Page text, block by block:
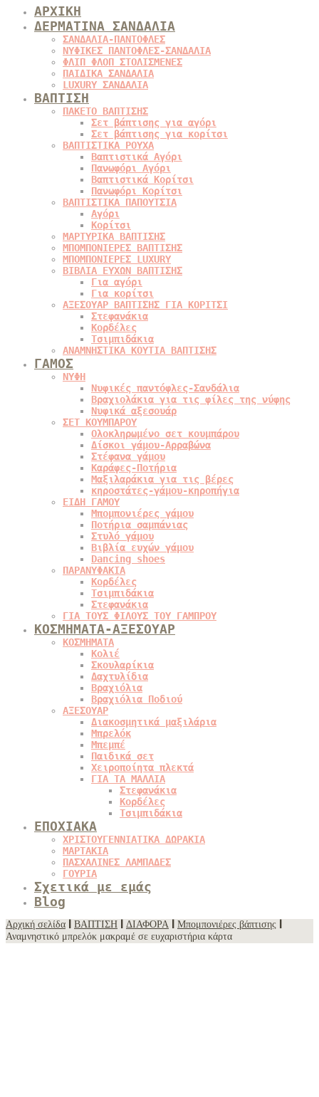
ΑΡΧΙΚΗ
ΔΕΡΜΑΤΙΝΑ ΣΑΝΔΑΛΙΑ
ΣΑΝΔΑΛΙΑ-ΠΑΝΤΟΦΛΕΣ
ΝΥΦΙΚΕΣ ΠΑΝΤΟΦΛΕΣ-ΣΑΝΔΑΛΙΑ
ΦΛΙΠ ΦΛΟΠ ΣΤΟΛΙΣΜΕΝΕΣ
ΠΑΙΔΙΚΑ ΣΑΝΔΑΛΙΑ
LUXURY ΣΑΝΔΑΛΙΑ
ΒΑΠΤΙΣΗ
ΠΑΚΕΤΟ ΒΑΠΤΙΣΗΣ
Σετ βάπτισης για αγόρι
Σετ βάπτισης για κορίτσι
ΒΑΠΤΙΣΤΙΚΑ ΡΟΥΧΑ
Βαπτιστικά Αγόρι
Πανωφόρι Αγόρι
Βαπτιστικά Κορίτσι
Πανωφόρι Κορίτσι
ΒΑΠΤΙΣΤΙΚΑ ΠΑΠΟΥΤΣΙΑ
Αγόρι
Κορίτσι
ΜΑΡΤΥΡΙΚΑ ΒΑΠΤΙΣΗΣ
ΜΠΟΜΠΟΝΙΕΡΕΣ ΒΑΠΤΙΣΗΣ
ΜΠΟΜΠΟΝΙΕΡΕΣ LUXURY
ΒΙΒΛΙΑ ΕΥΧΩΝ ΒΑΠΤΙΣΗΣ
Για αγόρι
Για κορίτσι
ΑΞΕΣΟΥΑΡ ΒΑΠΤΙΣΗΣ ΓΙΑ ΚΟΡΙΤΣΙ
Στεφανάκια
Κορδέλες
Τσιμπιδάκια
ΑΝΑΜΝΗΣΤΙΚΑ ΚΟΥΤΙΑ ΒΑΠΤΙΣΗΣ
ΓΑΜΟΣ
ΝΥΦΗ
Νυφικές παντόφλες-Σανδάλια
Βραχιολάκια για τις φίλες της νύφης
Νυφικά αξεσουάρ
ΣΕΤ ΚΟΥΜΠΑΡΟΥ
Ολοκληρωμένο σετ κουμπάρου
Δίσκοι γάμου-Αρραβώνα
Στέφανα γάμου
Καράφες-Ποτήρια
Μαξιλαράκια για τις βέρες
κηροστάτες-γάμου-κηροπήγια
ΕΙΔΗ ΓΑΜΟΥ
Μπομπονιέρες γάμου
Ποτήρια σαμπάνιας
Στυλό γάμου
Βιβλία ευχών γάμου
Dancing shoes
ΠΑΡΑΝΥΦΑΚΙΑ
Κορδέλες
Τσιμπιδάκια
Στεφανάκια
ΓΙΑ ΤΟΥΣ ΦΙΛΟΥΣ ΤΟΥ ΓΑΜΠΡΟΥ
ΚΟΣΜΗΜΑΤΑ-ΑΞΕΣΟΥΑΡ
ΚΟΣΜΗΜΑΤΑ
Κολιέ
Σκουλαρίκια
Δαχτυλίδια
Βραχιόλια
Βραχιόλια Ποδιού
ΑΞΕΣΟΥΑΡ
Διακοσμητικά μαξιλάρια
Μπρελόκ
Μπεμπέ
Παιδικά σετ
Χειροποίητα πλεκτά
ΓΙΑ ΤΑ ΜΑΛΛΙΑ
Στεφανάκια
Κορδέλες
Τσιμπιδάκια
ΕΠΟΧΙΑΚΑ
ΧΡΙΣΤΟΥΓΕΝΝΙΑΤΙΚΑ ΔΩΡΑΚΙΑ
ΜΑΡΤΑΚΙΑ
ΠΑΣΧΑΛΙΝΕΣ ΛΑΜΠΑΔΕΣ
ΓΟΥΡΙΑ
Σχετικά με εμάς
Blog
Αρχική σελίδα ΒΑΠΤΙΣΗ ΔΙΑΦΟΡΑ Μπομπονιέρες βάπτισης
Αναμνηστικό μπρελόκ μακραμέ σε ευχαριστήρια κάρτα